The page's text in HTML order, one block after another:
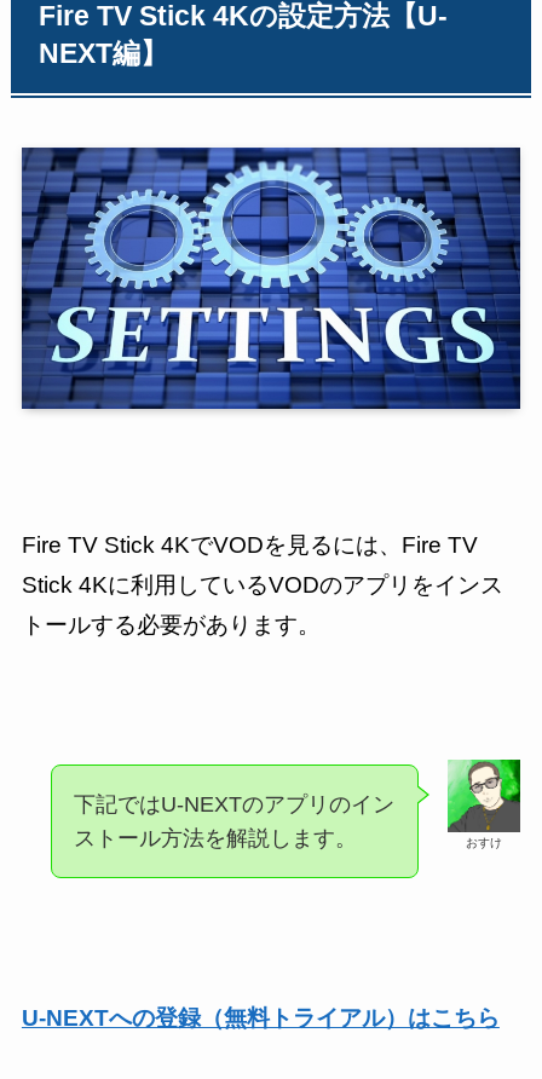
Fire TV Stick 4Kの設定方法【U-
NEXT編】
Fire TV Stick 4KでVODを見るには、Fire TV
Stick 4Kに利用しているVODのアプリをインス
トールする必要があります。
おすけ
下記ではU-NEXTのアプリのイン
ストール方法を解説します。
U-NEXTへの登録（無料トライアル）はこちら